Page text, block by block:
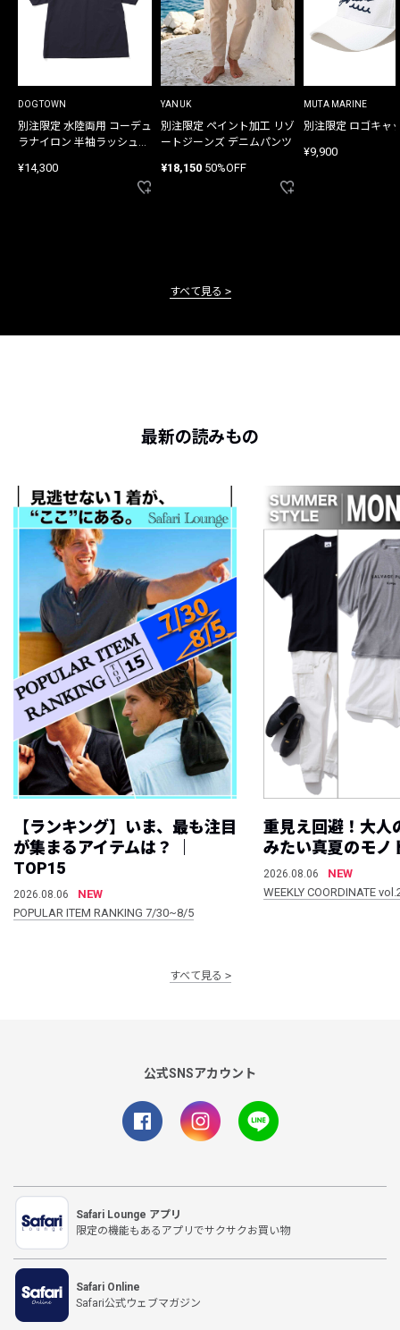
DOGTOWN
別注限定 水陸両用 コーデュ
ラナイロン 半袖ラッシュガ
¥14,300
YANUK
別注限定 ペイント加工 リゾ
ートジーンズ デニムパンツ
¥18,150 50%OFF
MUTA MARINE
別注限定 ロゴキャ
¥9,900
すべて見る
最新の読みもの
【ランキング】いま、最も注目
が集まるアイテムは？ ｜
TOP15
2026.08.06
NEW
POPULAR ITEM RANKING 7/30~8/5
重見え回避！大人
みたい真夏のモノ
2026.08.06
NEW
WEEKLY COORDINATE
すべて見る
公式SNSアカウント
Safari Lounge アプリ
限定の機能もあるアプリでサクサクお買い物
Safari Online
Safari公式ウェブマガジン